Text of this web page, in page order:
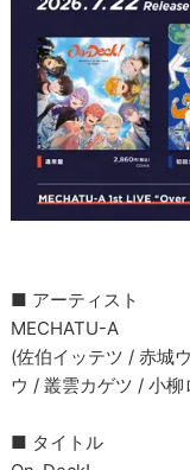
■ アーティスト
MECHATU-A
(佐伯イッテツ / 赤城
ウ / 叢雲カゲツ / 小
■ タイトル